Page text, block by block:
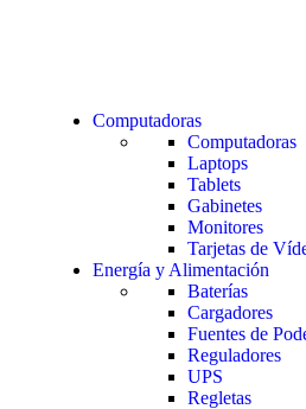
Computadoras
Computadoras
Laptops
Tablets
Gabinetes
Monitores
Tarjetas de
Energía y Alimentación
Baterías
Cargadores
Fuentes de
Reguladores
UPS
Regletas